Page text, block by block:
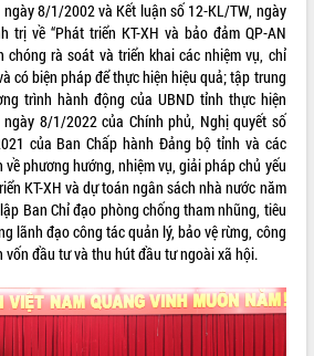
thích
khẩu
Nam đột
trong
đổi số
hạ
Tân
Kỷ
ngày 8/1/2002 và Kết luận số 12-KL/TW, ngày
trị về “Phát triển KT-XH và bảo đảm QP-AN
chóng rà soát và triển khai các nhiệm vụ, chỉ
có biện pháp để thực hiện hiệu quả; tập trung
trình hành động của UBND tỉnh thực hiện
ngày 8/1/2022 của Chính phủ, Nghị quyết số
của Ban Chấp hành Đảng bộ tỉnh và các
phương hướng, nhiệm vụ, giải pháp chủ yếu
KT-XH và dự toán ngân sách nhà nước năm
Ban Chỉ đạo phòng chống tham nhũng, tiêu
lãnh đạo công tác quản lý, bảo vệ rừng, công
đầu tư và thu hút đầu tư ngoài xã hội.